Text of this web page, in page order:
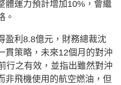
體運力預計增加10%，會繼
。
盈利8.8億元，財務總裁沈
貫策略，未來12個月的對沖
行之有效，並指出雖然對沖
非飛機使用的航空燃油，但